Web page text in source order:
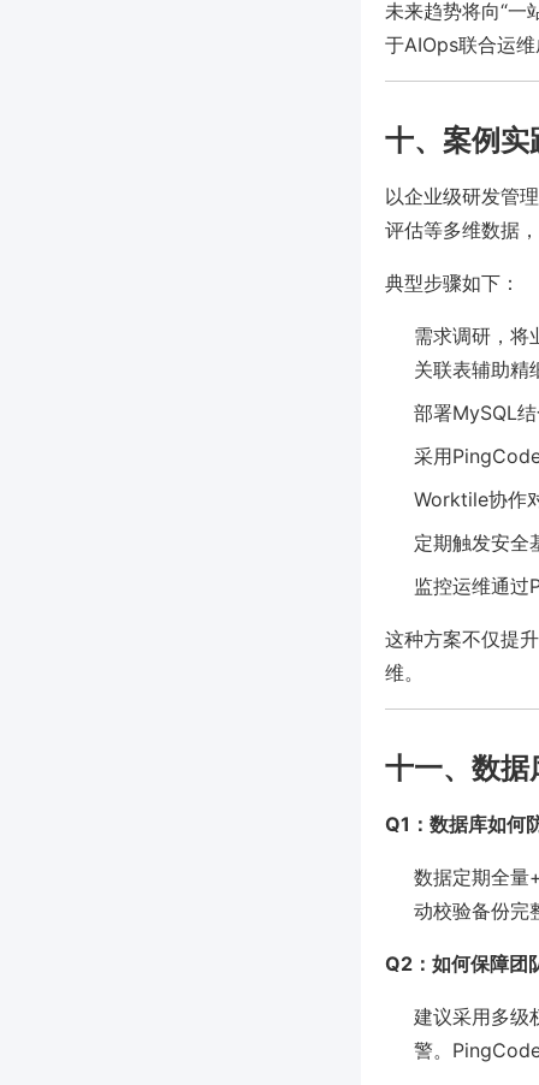
未来趋势将向“
于AIOps联合运
十、案例实
以企业级研发管
评估等多维数据
典型步骤如下：
需求调研，将
关联表辅助精
部署MySQL
采用
Worktile协作
定期触发安全
监控运维通过
这种方案不仅提
维。
十一、数据
Q1：数据库如何
数据定期全量
动校验备份完
Q2：如何保障团
建议采用多级
警。